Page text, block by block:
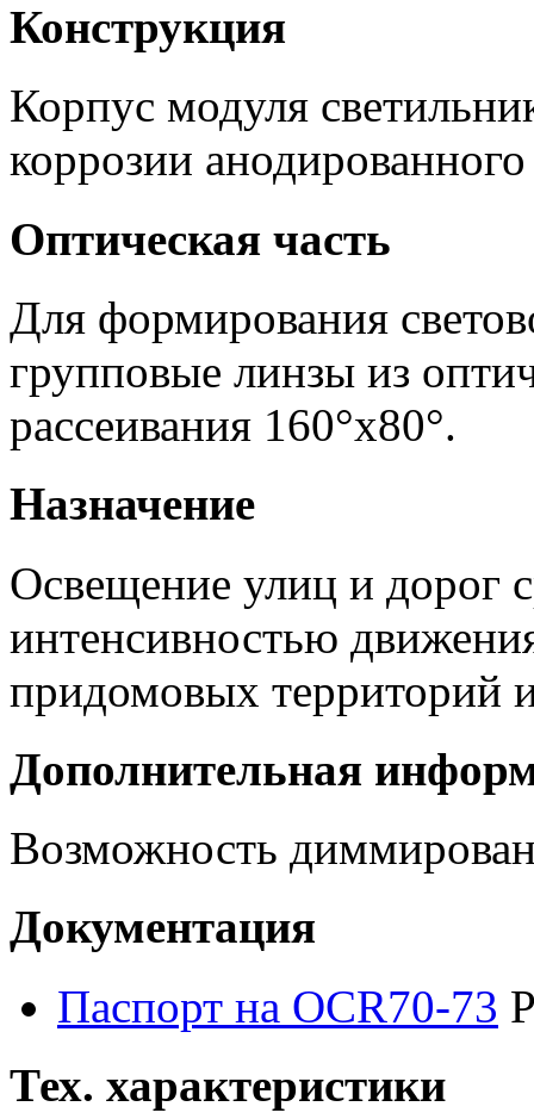
Конструкция
Корпус модуля
коррозии
Оптическая часть
Для формирования
групповые линзы из
рассеивания 160°х80°.
Назначение
Освещение улиц и дорог
интенсивностью
придомовых территорий
Дополнительная
Возможность
Документация
Паспорт на OCR70-73
Тех. характеристики